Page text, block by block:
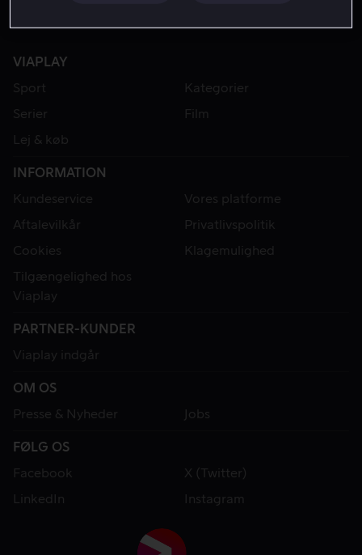
VIAPLAY
Sport
Kategorier
Serier
Film
Lej & køb
INFORMATION
Kundeservice
Vores platforme
Aftalevilkår
Privatlivspolitik
Cookies
Klagemulighed
Tilgængelighed hos
Viaplay
PARTNER-KUNDER
Viaplay indgår
OM OS
Presse & Nyheder
Jobs
FØLG OS
Facebook
X (Twitter)
LinkedIn
Instagram